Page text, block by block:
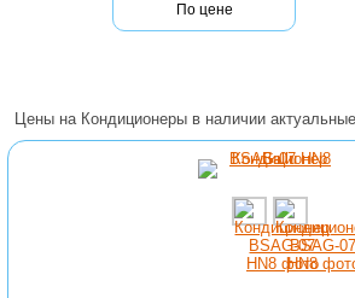
По цене
Цены на Кондиционеры в наличии